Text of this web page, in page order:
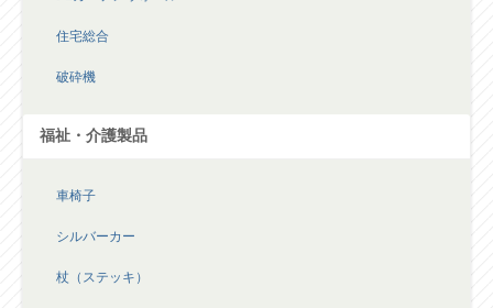
住宅総合
破砕機
福祉・介護製品
車椅子
シルバーカー
杖（ステッキ）